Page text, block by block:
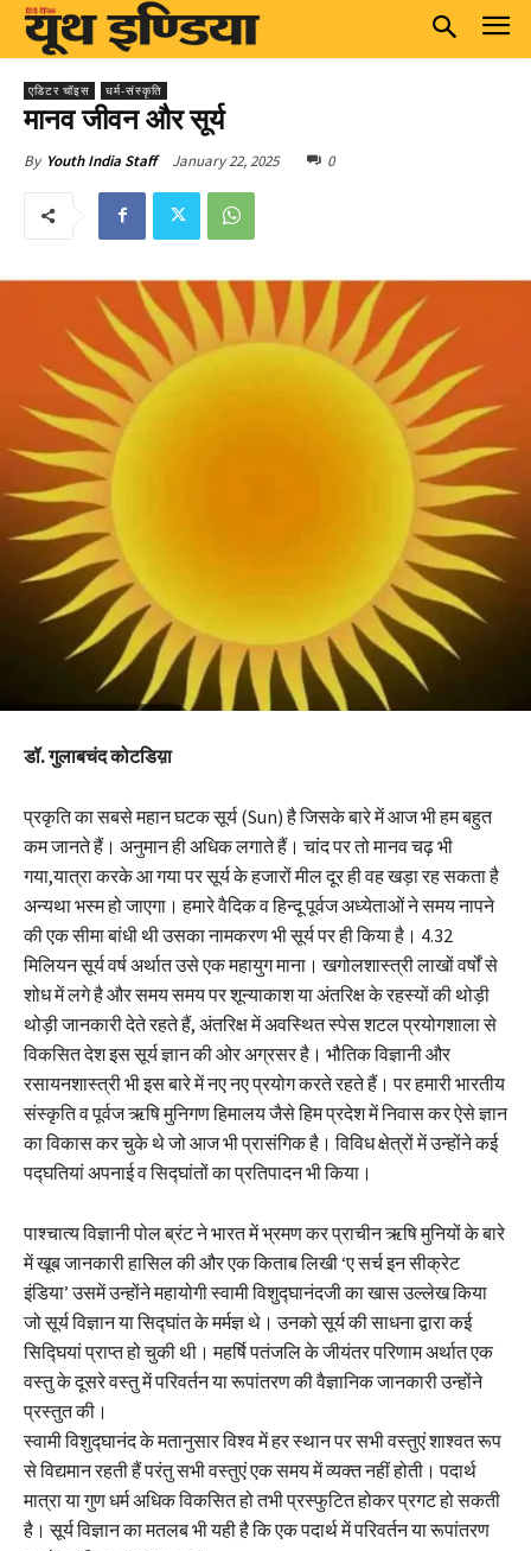
एडिटर चॉइस धर्म-संस्कृति
मानव जीवन और सूर्य
By Youth India Staff January 22, 2025 0
डॉ. गुलाबचंद कोटडिय़ा
प्रकृति का सबसे महान घटक सूर्य (Sun) है जिसके बारे में आज भी हम बहुत
कम जानते हैं। अनुमान ही अधिक लगाते हैं। चांद पर तो मानव चढ़ भी
गया,यात्रा करके आ गया पर सूर्य के हजारों मील दूर ही वह खड़ा रह सकता है
अन्यथा भस्म हो जाएगा। हमारे वैदिक व हिन्दू पूर्वज अध्येताओं ने समय नापने
की एक सीमा बांधी थी उसका नामकरण भी सूर्य पर ही किया है। 4.32
मिलियन सूर्य वर्ष अर्थात उसे एक महायुग माना। खगोलशास्त्री लाखों वर्षों से
शोध में लगे है और समय समय पर शून्याकाश या अंतरिक्ष के रहस्यों की थोड़ी
थोड़ी जानकारी देते रहते हैं, अंतरिक्ष में अवस्थित स्पेस शटल प्रयोगशाला से
विकसित देश इस सूर्य ज्ञान की ओर अग्रसर है। भौतिक विज्ञानी और
रसायनशास्त्री भी इस बारे में नए नए प्रयोग करते रहते हैं। पर हमारी भारतीय
संस्कृति व पूर्वज ऋषि मुनिगण हिमालय जैसे हिम प्रदेश में निवास कर ऐसे ज्ञान
का विकास कर चुके थे जो आज भी प्रासंगिक है। विविध क्षेत्रों में उन्होंने कई
पद्घतियां अपनाई व सिद्घांतों का प्रतिपादन भी किया।
पाश्चात्य विज्ञानी पोल ब्रंट ने भारत में भ्रमण कर प्राचीन ऋषि मुनियों के बारे
में खूब जानकारी हासिल की और एक किताब लिखी ‘ए सर्च इन सीक्रेट
इंडिया’ उसमें उन्होंने महायोगी स्वामी विशुद्घानंदजी का खास उल्लेख किया
जो सूर्य विज्ञान या सिद्घांत के मर्मज्ञ थे। उनको सूर्य की साधना द्वारा कई
सिद्घियां प्राप्त हो चुकी थी। महर्षि पतंजलि के जीयंतर परिणाम अर्थात एक
वस्तु के दूसरे वस्तु में परिवर्तन या रूपांतरण की वैज्ञानिक जानकारी उन्होंने
प्रस्तुत की।
स्वामी विशुद्घानंद के मतानुसार विश्व में हर स्थान पर सभी वस्तुएं शाश्वत रूप
से विद्यमान रहती हैं परंतु सभी वस्तुएं एक समय में व्यक्त नहीं होती। पदार्थ
मात्रा या गुण धर्म अधिक विकसित हो तभी प्रस्फुटित होकर प्रगट हो सकती
है। सूर्य विज्ञान का मतलब भी यही है कि एक पदार्थ में परिवर्तन या रूपांतरण